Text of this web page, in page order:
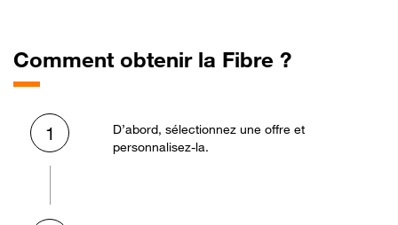
Comment obtenir la Fibre ?
1
D’abord, sélectionnez une offre et
personnalisez-la.